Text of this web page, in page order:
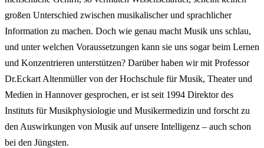
großen Unterschied zwischen musikalischer und sprachlicher
Information zu machen. Doch wie genau macht Musik uns schlau,
und unter welchen Voraussetzungen kann sie uns sogar beim Lernen
und Konzentrieren unterstützen? Darüber haben wir mit Professor
Dr.Eckart Altenmüller von der Hochschule für Musik, Theater und
Medien in Hannover gesprochen, er ist seit 1994 Direktor des
Instituts für Musikphysiologie und Musikermedizin und forscht zu
den Auswirkungen von Musik auf unsere Intelligenz – auch schon
bei den Jüngsten.